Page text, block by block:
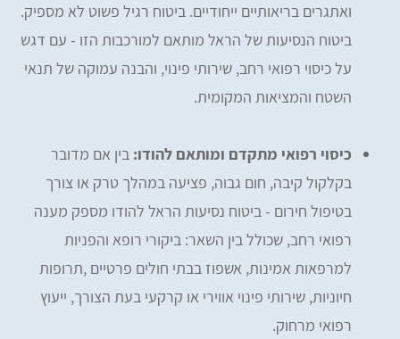
ואתגרים בריאותיים ייחודיים. ביטוח רגיל פשוט לא מספיק.
ביטוח הנסיעות של הראל מותאם למורכבות הזו - עם דגש
על כיסוי רפואי רחב, שירותי פינוי, והבנה עמוקה של תנאי
השטח והמציאות המקומית.
כיסוי רפואי מתקדם ומותאם להודו: בין אם מדובר
בקלקול קיבה, חום גבוה, פציעה במהלך טרק או צורך
בטיפול חירום - ביטוח נסיעות הראל להודו מספק מענה
רפואי רחב, שכולל בין השאר: ביקורי רופא והפניות
למרפאות אמינות, אשפוז בבתי חולים פרטיים ,תרופות
חיוניות, שירותי פינוי אווירי או קרקעי בעת הצורך, ייעוץ
רפואי מרחוק.